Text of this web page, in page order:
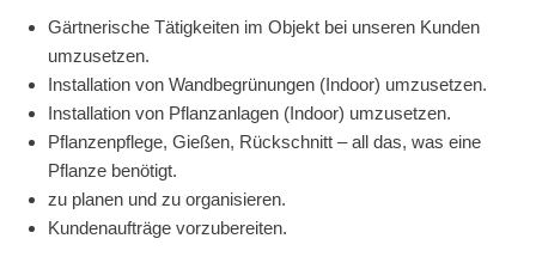
Gärtnerische Tätigkeiten im Objekt bei unseren Kunden
umzusetzen.
Installation von Wandbegrünungen (Indoor) umzusetzen.
Installation von Pflanzanlagen (Indoor) umzusetzen.
Pflanzenpflege, Gießen, Rückschnitt – all das, was eine
Pflanze benötigt.
zu planen und zu organisieren.
Kundenaufträge vorzubereiten.